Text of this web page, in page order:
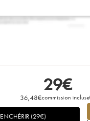
29€
36,48€commission incluse
ENCHÉRIR(29€)